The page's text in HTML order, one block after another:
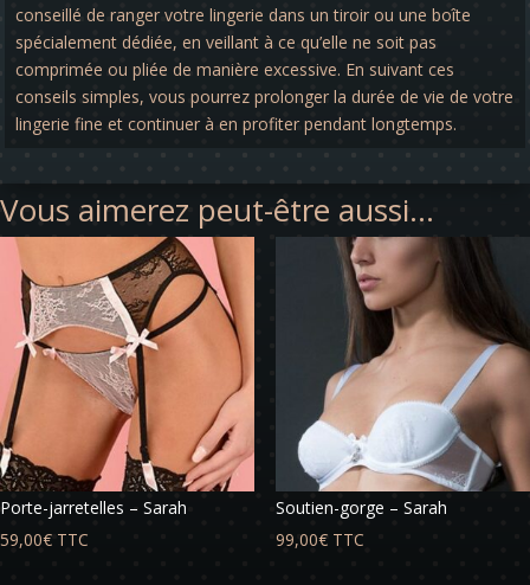
conseillé de ranger votre lingerie dans un tiroir ou une boîte
spécialement dédiée, en veillant à ce qu’elle ne soit pas
comprimée ou pliée de manière excessive. En suivant ces
conseils simples, vous pourrez prolonger la durée de vie de votre
lingerie fine et continuer à en profiter pendant longtemps.
Vous aimerez peut-être aussi…
Porte-jarretelles – Sarah
59,00€ TTC
Soutien-gorge – Sarah
99,00€ TTC